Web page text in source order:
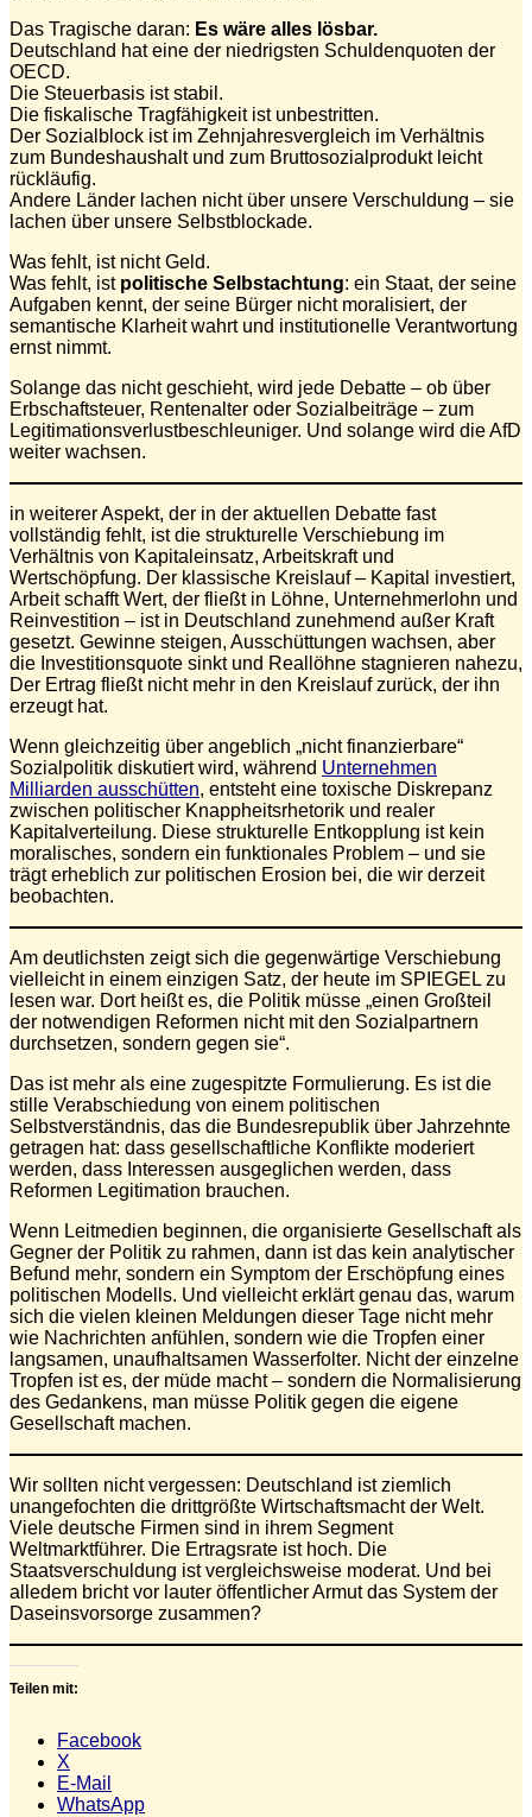
Das Tragische daran: Es wäre alles lösbar.
Deutschland hat eine der niedrigsten Schuldenquoten der
OECD.
Die Steuerbasis ist stabil.
Die fiskalische Tragfähigkeit ist unbestritten.
Der Sozialblock ist im Zehnjahresvergleich im Verhältnis
zum Bundeshaushalt und zum Bruttosozialprodukt leicht
rückläufig.
Andere Länder lachen nicht über unsere Verschuldung – sie
lachen über unsere Selbstblockade.
Was fehlt, ist nicht Geld.
Was fehlt, ist politische Selbstachtung: ein Staat, der seine
Aufgaben kennt, der seine Bürger nicht moralisiert, der
semantische Klarheit wahrt und institutionelle Verantwortung
ernst nimmt.
Solange das nicht geschieht, wird jede Debatte – ob über
Erbschaftsteuer, Rentenalter oder Sozialbeiträge – zum
Legitimationsverlustbeschleuniger. Und solange wird die AfD
weiter wachsen.
in weiterer Aspekt, der in der aktuellen Debatte fast
vollständig fehlt, ist die strukturelle Verschiebung im
Verhältnis von Kapitaleinsatz, Arbeitskraft und
Wertschöpfung. Der klassische Kreislauf – Kapital investiert,
Arbeit schafft Wert, der fließt in Löhne, Unternehmerlohn und
Reinvestition – ist in Deutschland zunehmend außer Kraft
gesetzt. Gewinne steigen, Ausschüttungen wachsen, aber
die Investitionsquote sinkt und Reallöhne stagnieren nahezu,
Der Ertrag fließt nicht mehr in den Kreislauf zurück, der ihn
erzeugt hat.
Wenn gleichzeitig über angeblich „nicht finanzierbare“
Sozialpolitik diskutiert wird, während Unternehmen
Milliarden ausschütten, entsteht eine toxische Diskrepanz
zwischen politischer Knappheitsrhetorik und realer
Kapitalverteilung. Diese strukturelle Entkopplung ist kein
moralisches, sondern ein funktionales Problem – und sie
trägt erheblich zur politischen Erosion bei, die wir derzeit
beobachten.
Am deutlichsten zeigt sich die gegenwärtige Verschiebung
vielleicht in einem einzigen Satz, der heute im SPIEGEL zu
lesen war. Dort heißt es, die Politik müsse „einen Großteil
der notwendigen Reformen nicht mit den Sozialpartnern
durchsetzen, sondern gegen sie“.
Das ist mehr als eine zugespitzte Formulierung. Es ist die
stille Verabschiedung von einem politischen
Selbstverständnis, das die Bundesrepublik über Jahrzehnte
getragen hat: dass gesellschaftliche Konflikte moderiert
werden, dass Interessen ausgeglichen werden, dass
Reformen Legitimation brauchen.
Wenn Leitmedien beginnen, die organisierte Gesellschaft als
Gegner der Politik zu rahmen, dann ist das kein analytischer
Befund mehr, sondern ein Symptom der Erschöpfung eines
politischen Modells. Und vielleicht erklärt genau das, warum
sich die vielen kleinen Meldungen dieser Tage nicht mehr
wie Nachrichten anfühlen, sondern wie die Tropfen einer
langsamen, unaufhaltsamen Wasserfolter. Nicht der einzelne
Tropfen ist es, der müde macht – sondern die Normalisierung
des Gedankens, man müsse Politik gegen die eigene
Gesellschaft machen.
Wir sollten nicht vergessen: Deutschland ist ziemlich
unangefochten die drittgrößte Wirtschaftsmacht der Welt.
Viele deutsche Firmen sind in ihrem Segment
Weltmarktführer. Die Ertragsrate ist hoch. Die
Staatsverschuldung ist vergleichsweise moderat. Und bei
alledem bricht vor lauter öffentlicher Armut das System der
Daseinsvorsorge zusammen?
Teilen mit:
Facebook
X
E-Mail
WhatsApp